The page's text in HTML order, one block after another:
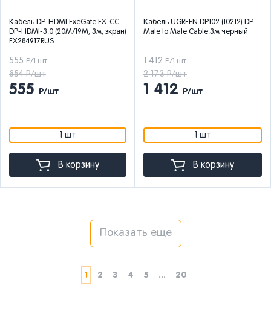
Кабель DP-HDMI ExeGate EX-CC-
DP-HDMI-3.0 (20M/19M, 3м, экран)
EX284917RUS
555 Р/1 шт
854 Р/шт
555 Р/шт
1 шт
В корзину
Кабель UGREEN DP102 (10212) DP
Male to Male Cable.3м черный
1 412 Р/1 шт
2 173 Р/шт
1 412 Р/шт
1 шт
В корзину
Показать еще
1 2 3 4 5 ... 20